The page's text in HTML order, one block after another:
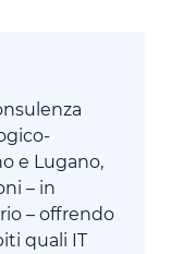
e Lugano,
– in
– offrendo
quali IT